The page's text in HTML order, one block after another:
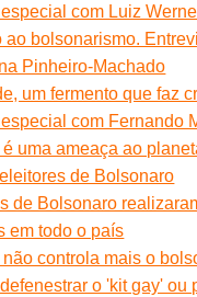
com Luiz
ao bolsonarismo.
Pinheiro-Machado
um fermento que faz
com Fernando
uma ameaça ao
de Bolsonaro
de Bolsonaro
em todo o país
controla mais o
o 'kit gay' ou